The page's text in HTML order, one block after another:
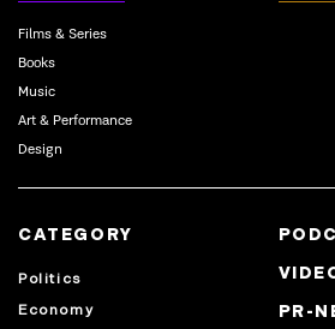
Films & Series
Books
Music
Art & Performance
Design
CATEGORY
Politics
Economy
PR-